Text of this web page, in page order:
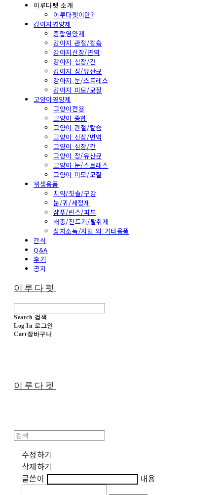
이루다펫 소개
이루다펫이란?
강아지영양제
종합영양제
강아지 관절/칼슘
강아지신장/면역
강아지 심장/간
강아지 장/유산균
강아지 눈/스트레스
강아지 피모/모질
고양이영양제
고양이전용
고양이 종합
고양이 관절/칼슘
고양이 신장/면역
고양이 심장/간
고양이 장/유산균
고양이 눈/스트레스
고양이 피모/모질
위생용품
치약/칫솔/구강
눈/귀/세정제
샴푸/린스/피부
해충/진드기/탈취제
상처소독/지혈 외 기타용품
간식
Q&A
후기
공지
이루다펫
Search 검색
Log In 로그인
Cart장바구니
이루다펫
수정하기
삭제하기
글쓴이
내용